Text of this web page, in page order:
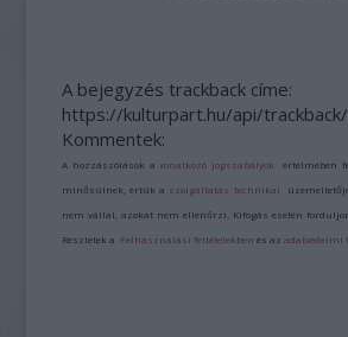
A bejegyzés trackback címe:
https://kulturpart.hu/api/
Kommentek:
A hozzászólások avonatkozó jogszabályok értelmében
minősülnek, értük a szolgáltatás technikai
nem vállal, azokat nem ellenőrzi. Kifogás esetén
Részletek a Felhasználási feltételekben és azadatvédelmi